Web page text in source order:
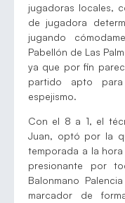
jugadoras locales,
de jugadora
jugando
Pabellón de Las
ya que por fin
partido apto
espejismo.
Con el 8 a 1, el
Juan, optó por la
temporada a la
presionante por
Balonmano
marcador de